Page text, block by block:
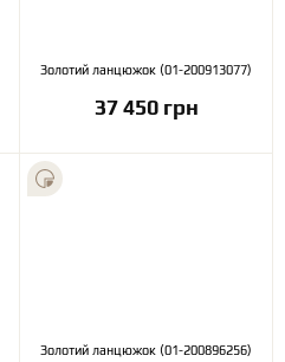
Золотий ланцюжок (01-200913077)
37 450 грн
Золотий ланцюжок (01-200896256)